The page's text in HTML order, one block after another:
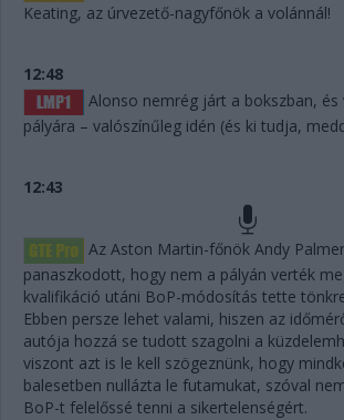
Keating, az úrvezető-nagyfőnök a volánnál!
12:48
Alonso nemrég járt a bokszban, és
pályára – valószínűleg idén (és ki tudja,
12:43
Az Aston Martin-főnök Andy
panaszkodott, hogy nem a pályán verték
kvalifikáció utáni BoP-módosítás tette
Ebben persze lehet valami, hiszen az
autója hozzá se tudott szagolni a
viszont azt is le kell szögeznünk, hogy
balesetben nullázta le futamukat, szóval
BoP-t felelőssé tenni a sikertelenségért.